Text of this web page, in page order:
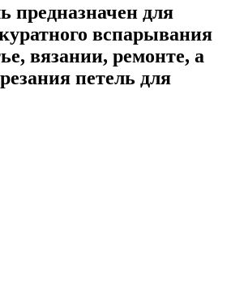
предназначен для
вспарывания
вязании, ремонте, а
петель для